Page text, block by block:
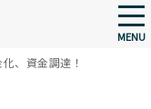
MENU
、資金調達！